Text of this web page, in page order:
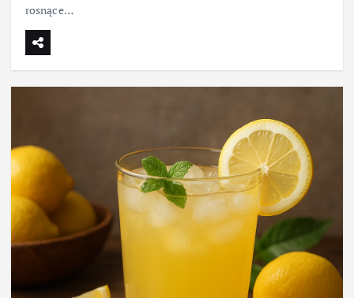
rosnące…